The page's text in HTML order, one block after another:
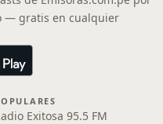
— gratis en cualquier
Exitosa 95.5 FM